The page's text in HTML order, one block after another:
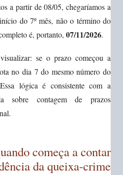
a partir de 08/05, chegaríamos a
do 7º mês, não o término do
é, portanto, 07/11/2026.
se o prazo começou a
no dia 7 do mesmo número do
lógica é consistente com a
sobre contagem de prazos
começa a contar
da queixa-crime